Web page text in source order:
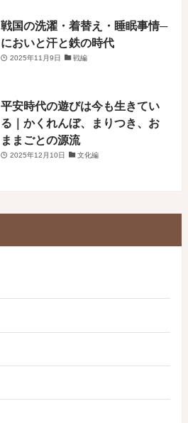
戦国の洗濯・着替え・睡眠事情─
においと汗と鉄の時代
2025年11月9日 戦編
平安時代の遊びは今も生きてい
る｜かくれんぼ、まりつき、お
ままごとの源流
2025年12月10日 文化編